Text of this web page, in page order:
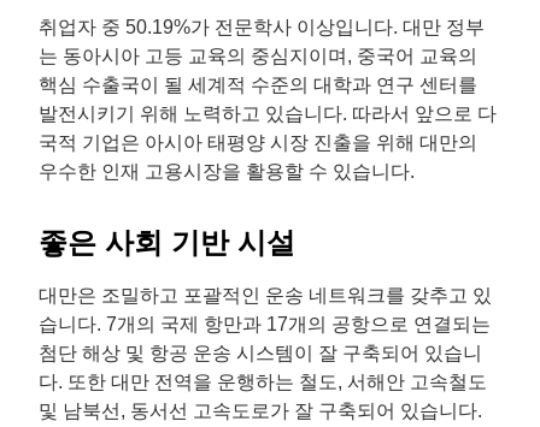
취업자 중 50.19%가 전문학사 이상입니다. 대만 정부
는 동아시아 고등 교육의 중심지이며, 중국어 교육의
핵심 수출국이 될 세계적 수준의 대학과 연구 센터를
발전시키기 위해 노력하고 있습니다. 따라서 앞으로 다
국적 기업은 아시아 태평양 시장 진출을 위해 대만의
우수한 인재 고용시장을 활용할 수 있습니다.
좋은 사회 기반 시설
대만은 조밀하고 포괄적인 운송 네트워크를 갖추고 있
습니다. 7개의 국제 항만과 17개의 공항으로 연결되는
첨단 해상 및 항공 운송 시스템이 잘 구축되어 있습니
다. 또한 대만 전역을 운행하는 철도, 서해안 고속철도
및 남북선, 동서선 고속도로가 잘 구축되어 있습니다.